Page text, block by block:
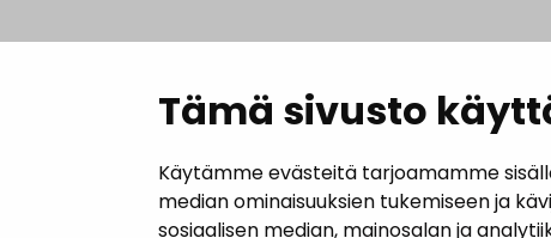
Tämä sivusto
Käytämme evästeitä tarjoamamme
median ominaisuuksien tukemiseen ja
sosiaalisen median, mainosalan ja